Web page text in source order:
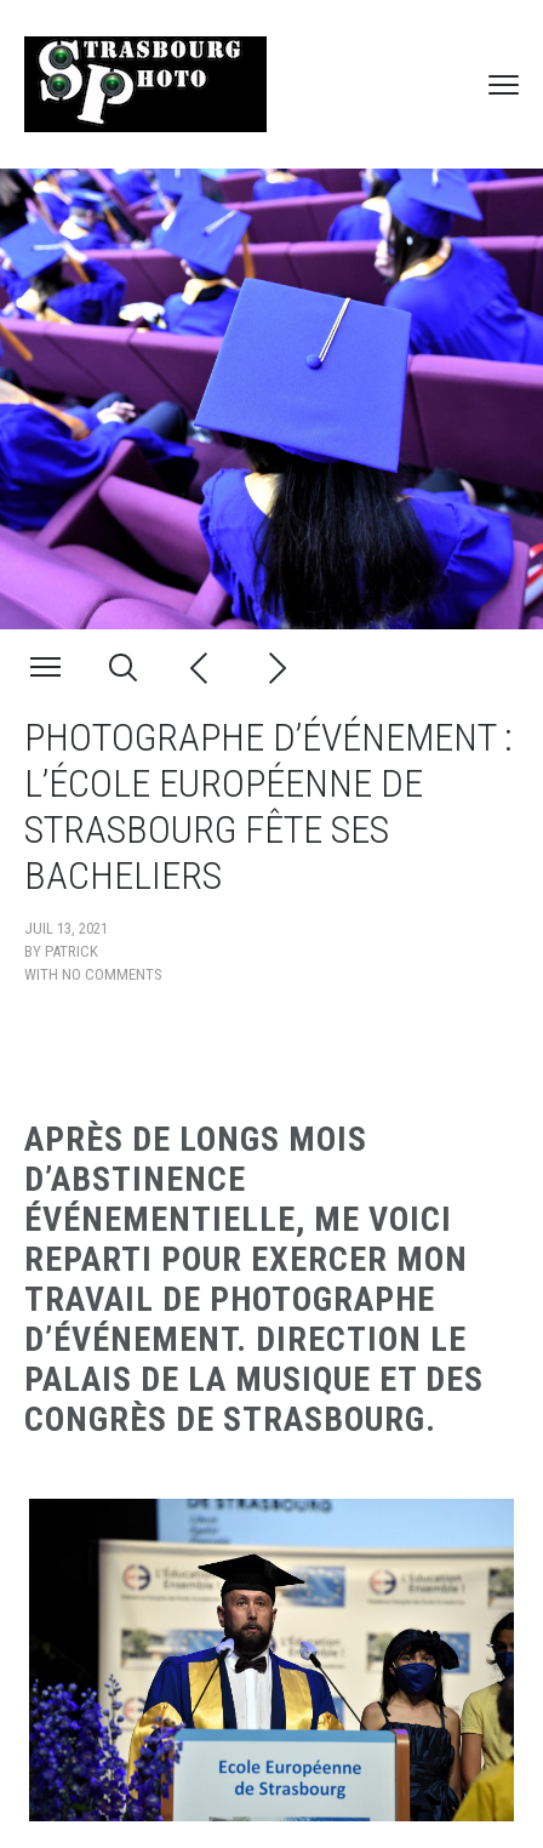
PHOTOGRAPHE D’ÉVÉNEMENT :
L’ÉCOLE EUROPÉENNE DE
STRASBOURG FÊTE SES
BACHELIERS
JUIL 13, 2021
BY PATRICK
WITH NO COMMENTS
APRÈS DE LONGS MOIS
D’ABSTINENCE
ÉVÉNEMENTIELLE, ME VOICI
REPARTI POUR EXERCER MON
TRAVAIL DE PHOTOGRAPHE
D’ÉVÉNEMENT. DIRECTION LE
PALAIS DE LA MUSIQUE ET DES
CONGRÈS DE STRASBOURG.